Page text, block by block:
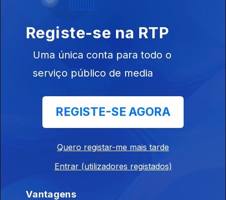
15 set. 2019
Registe-se na RTP
Uma única conta para todo o
serviço público de media
REGISTE-SE AGORA
Quero registar-me mais tarde
Entrar (utilizadores registados)
Vantagens